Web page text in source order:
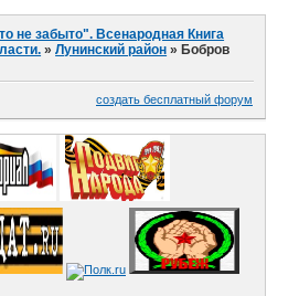
не забыто". Всенародная Книга
»Лунинский район »Бобров
создать бесплатный форум